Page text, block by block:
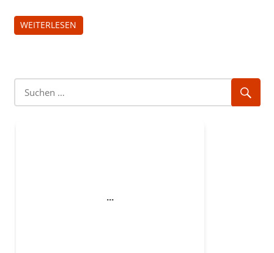
WEITERLESEN